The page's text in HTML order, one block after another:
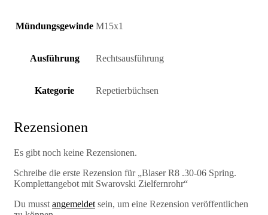
Mündungsgewinde M15x1
Ausführung Rechtsausführung
Kategorie Repetierbüchsen
Rezensionen
Es gibt noch keine Rezensionen.
Schreibe die erste Rezension für „Blaser R8 .30-06 Spring.
Komplettangebot mit Swarovski Zielfernrohr“
Du musst angemeldet sein, um eine Rezension veröffentlichen